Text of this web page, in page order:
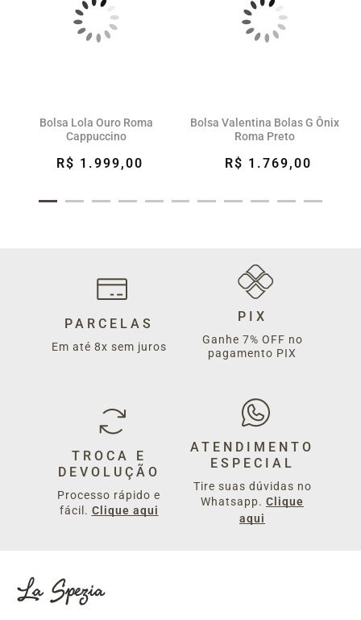
Bolsa Lola Ouro Roma
Cappuccino
R$ 1.999,00
Bolsa Valentina Bolas G Ônix
Roma Preto
R$ 1.769,00
PARCELAS
Em até 8x sem juros
PIX
Ganhe 7% OFF no
pagamento PIX
TROCA E
DEVOLUÇÃO
Processo rápido e
fácil. Clique aqui
ATENDIMENTO
ESPECIAL
Tire suas dúvidas no
Whatsapp. Clique
aqui